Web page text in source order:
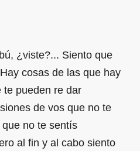
¿viste?... Siento que
cosas de las que hay
te pueden re dar
de vos que no te
no te sentís
al fin y al cabo siento